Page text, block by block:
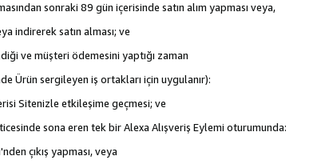
sonraki 89 gün içerisinde satın alım yapması veya,
indirerek satın alması; ve
ve müşteri ödemesini yaptığı zaman
Ürün sergileyen iş ortakları için uygulanır):
Sitenizle etkileşime geçmesi; ve
sona eren tek bir Alexa Alışveriş Eylemi oturumunda:
çıkış yapması, veya